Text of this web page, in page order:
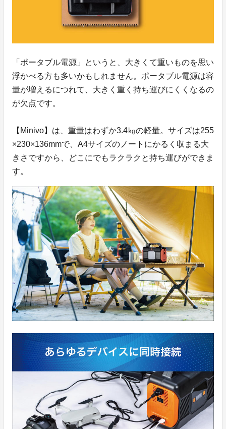
「ポータブル電源」というと、大きくて重いものを思い
浮かべる方も多いかもしれません。ポータブル電源は容
量が増えるにつれて、大きく重く持ち運びにくくなるの
が欠点です。
【Minivo】は、重量はわずか3.4㎏の軽量。サイズは255
×230×136mmで、A4サイズのノートにかるく収まる大
きさですから、どこにでもラクラクと持ち運びができま
す。